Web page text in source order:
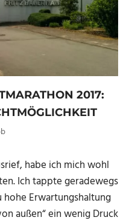
2017:
habe ich mich wohl
Ich tappte geradewegs
hohe Erwartungshaltung
außen“ ein wenig Druck